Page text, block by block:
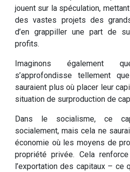
jouent sur la spéculation,
des vastes projets des
d’en grappiller une part de
profits.
Imaginons également
s’approfondisse tellement
sauraient plus où placer leur
situation de surproduction de
Dans le socialisme, ce
socialement, mais cela ne
économie où les moyens de
propriété privée. Cela
l’exportation des capitaux – ce